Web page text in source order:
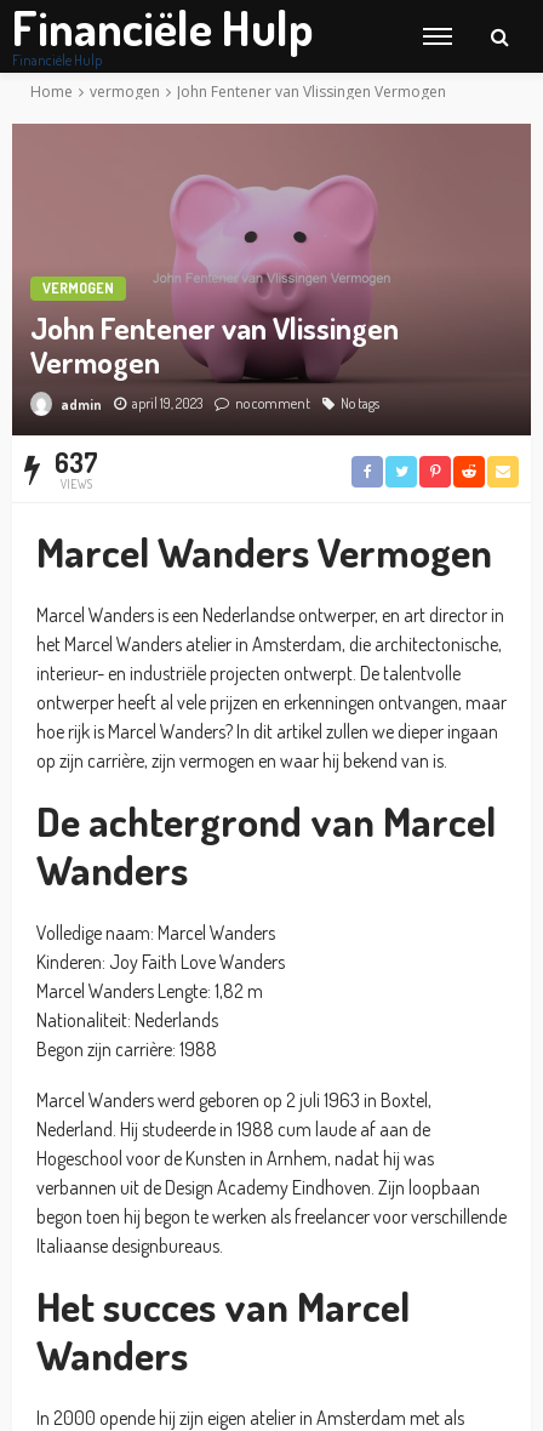
Financiële Hulp
Financiële Hulp
Home vermogen John Fentener van Vlissingen Vermogen
VERMOGEN
John Fentener van Vlissingen
Vermogen
admin april 19, 2023 no comment No tags
637
VIEWS
Marcel Wanders Vermogen
Marcel Wanders is een Nederlandse ontwerper, en art director in
het Marcel Wanders atelier in Amsterdam, die architectonische,
interieur- en industriële projecten ontwerpt. De talentvolle
ontwerper heeft al vele prijzen en erkenningen ontvangen, maar
hoe rijk is Marcel Wanders? In dit artikel zullen we dieper ingaan
op zijn carrière, zijn vermogen en waar hij bekend van is.
De achtergrond van Marcel
Wanders
Volledige naam: Marcel Wanders
Kinderen: Joy Faith Love Wanders
Marcel Wanders Lengte: 1,82 m
Nationaliteit: Nederlands
Begon zijn carrière: 1988
Marcel Wanders werd geboren op 2 juli 1963 in Boxtel,
Nederland. Hij studeerde in 1988 cum laude af aan de
Hogeschool voor de Kunsten in Arnhem, nadat hij was
verbannen uit de Design Academy Eindhoven. Zijn loopbaan
begon toen hij begon te werken als freelancer voor verschillende
Italiaanse designbureaus.
Het succes van Marcel
Wanders
In 2000 opende hij zijn eigen atelier in Amsterdam met als